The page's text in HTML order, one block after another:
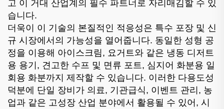
고 이 거대 산업계의 필수 파트너로 자리매김할 수 있
습니다.
더욱이 이 기술의 본질적인 적응성은 특수 포장 및 신
규 시장에서의 가능성을 열어줍니다. 동일한 성형 공
정을 이용해 아이스크림, 요거트와 같은 냉동 디저트
용 용기, 견고한 수프 및 면류 포트, 심지어 화분용 일
회용 화분까지 제작할 수 있습니다. 이러한 다용도성
덕분에 단일 장비가 의료, 기관급식, 이벤트 관리, 농
업과 같은 고성장 산업 분야에서 활용될 수 있어, 시